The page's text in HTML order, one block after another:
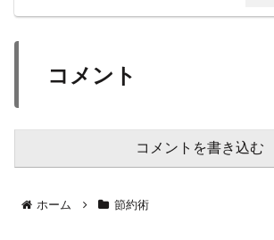
コメント
コメントを書き込む
ホーム 節約術